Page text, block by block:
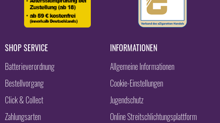
SHOP SERVICE
Batterieverordnung
Bestellvorgang
Click & Collect
Zahlungsarten
INFORMATIONEN
Allgemeine Informationen
Cookie-Einstellungen
Jugendschutz
Online Streitschlichtungsplattform